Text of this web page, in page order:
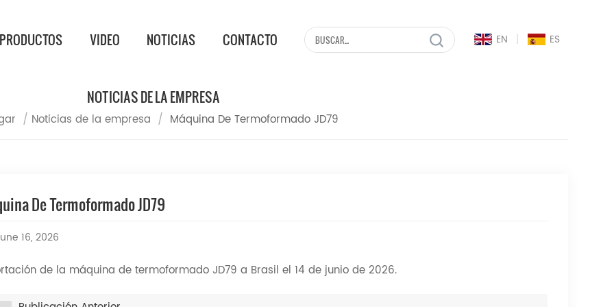
PRODUCTOS VIDEO NOTICIAS CONTACTO EN | ES
NOTICIAS DE LA EMPRESA
/ Noticias de la empresa / Máquina De Termoformado JD79
De Termoformado JD79
16, 2026
de la máquina de termoformado JD79 a Brasil el 14 de junio de 2026.